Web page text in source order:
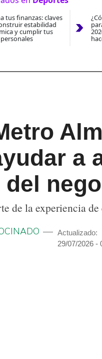
tus finanzas: claves
estabilidad
y cumplir tus
a
del
de la experiencia
Actualizado:
29/07/2026 -